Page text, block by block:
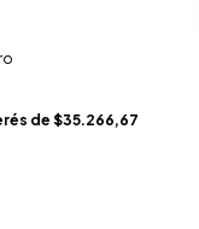
de $35.266,67